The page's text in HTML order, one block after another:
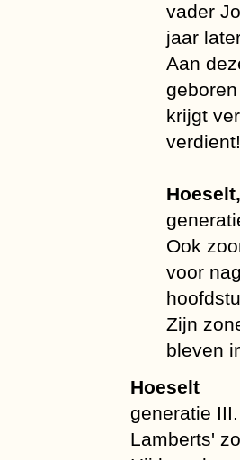
vader
jaar
Aan
krijgt
verdient!
Ook
voor
Zijn
bleven
Hoeselt
generatie
Lamberts'